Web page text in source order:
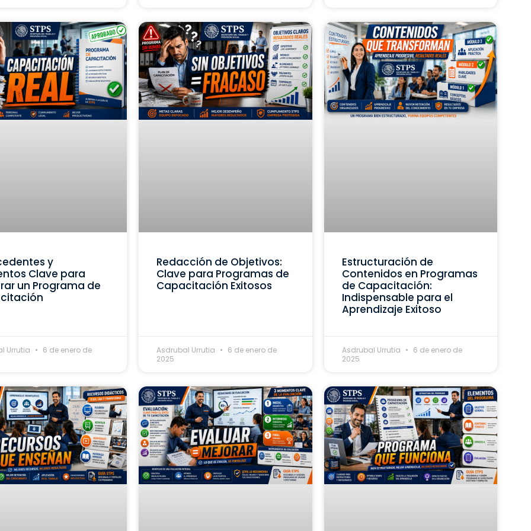
y
Clave para
un Programa de
Urrutia 6 de enero de
Redacción de Objetivos:
Clave para Programas de
Capacitación Exitosos
Asdrubal Urrutia
6 de enero de
2025
Estructuración de
Contenidos en Programas
de Capacitación:
Indispensable para el
Aprendizaje Exitoso
Asdrubal Urrutia
6 de enero de
2025